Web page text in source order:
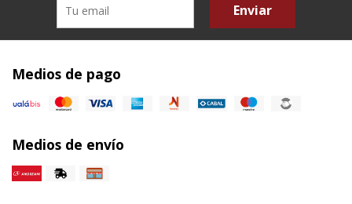
Enviar
Medios de pago
Medios de envío